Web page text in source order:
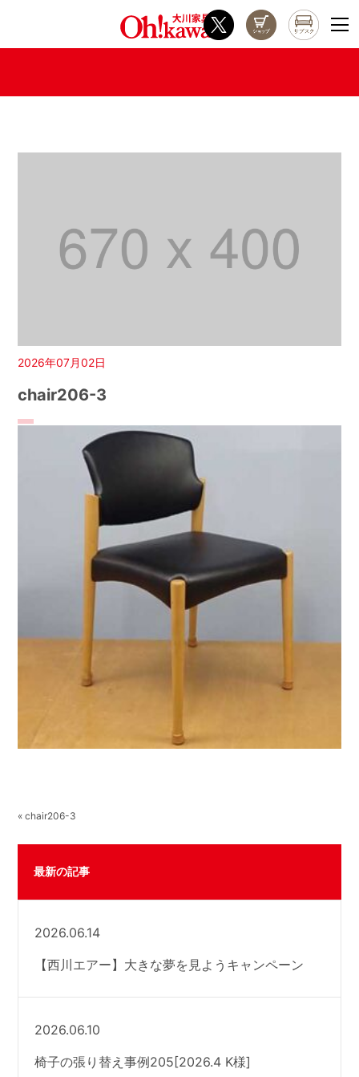
2026年07月02日
chair206-3
« chair206-3
最新の記事
2026.06.14
【西川エアー】大きな夢を見ようキャンペーン
2026.06.10
椅子の張り替え事例205[2026.4 K様]